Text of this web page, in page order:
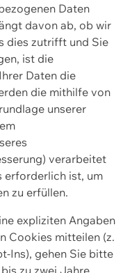
Daten
davon ab, ob wir
dies zutrifft und Sie
ist die
Daten die
die mithilfe von
unserer
verarbeitet
erforderlich ist, um
zu erfüllen.
expliziten Angaben
Cookies mitteilen (z.
Ins), gehen Sie bitte